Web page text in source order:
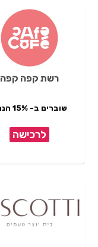
רשת קפה קפה
שוברים ב- 15% הנחה
לרכישה